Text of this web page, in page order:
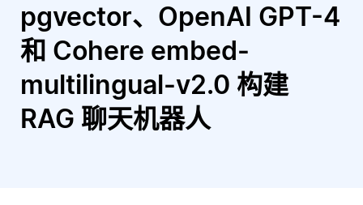
pgvector、OpenAI GPT-4
和 Cohere embed-
multilingual-v2.0 构建
RAG 聊天机器人